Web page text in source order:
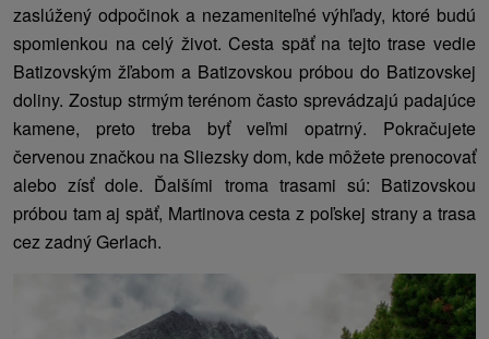
zaslúžený odpočinok a nezameniteľné výhľady, ktoré budú
spomienkou na celý život. Cesta späť na tejto trase vedie
Batizovským žľabom a Batizovskou próbou do Batizovskej
doliny. Zostup strmým terénom často sprevádzajú padajúce
kamene, preto treba byť veľmi opatrný. Pokračujete
červenou značkou na Sliezsky dom, kde môžete prenocovať
alebo zísť dole. Ďalšími troma trasami sú: Batizovskou
próbou tam aj späť, Martinova cesta z poľskej strany a trasa
cez zadný Gerlach.